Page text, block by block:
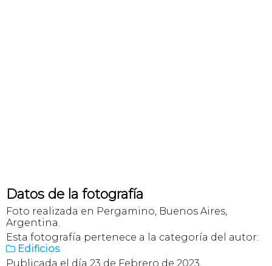
Datos de la fotografía
Foto realizada en Pergamino, Buenos Aires,
Argentina.
Esta fotografía pertenece a la categoría del autor:
 Edificios
Publicada el día 23 de Febrero de 2023.